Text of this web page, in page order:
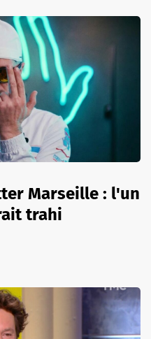
Marseille : l'un
trahi